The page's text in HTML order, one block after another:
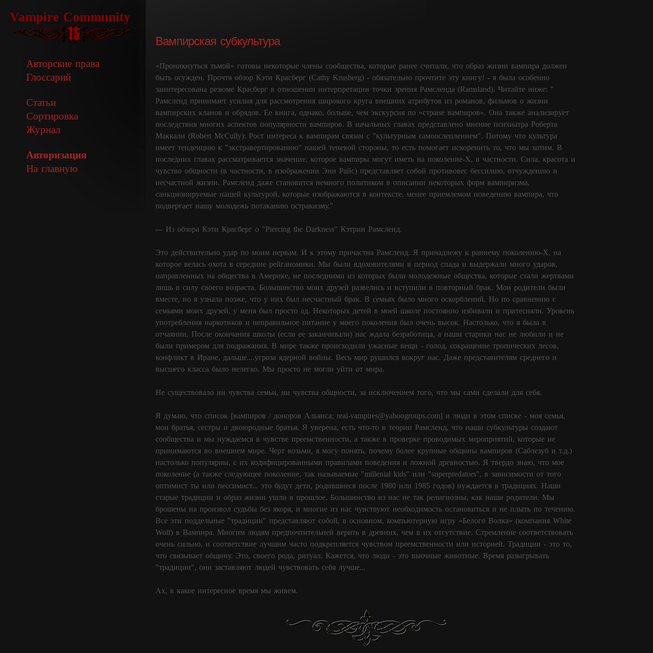
Vampire Community
Авторские права
Глоссарий
Статьи
Сортировка
Журнал
Авторизация
На главную
Вампирская субкультура
«Проникнуться тьмой» готовы некоторые члены сообщества, которые ранее считали, что образ жизни вампира должен
быть осужден. Прочтя обзор Кэти Красберг (Cathy Krusberg) - обязательно прочтите эту книгу! - я была особенно
заинтересована резюме Красберг в отношении интерпретации точки зрения Рамсленда (Ramsland). Читайте ниже: "
Рамсленд принимает усилия для рассмотрения широкого круга внешних атрибутов из романов, фильмов о жизни
вампирских кланов и обрядов. Ее книга, однако, больше, чем экскурсия по «стране вампиров». Она также анализирует
последствия многих аспектов популярности вампиров. В начальных главах представлено мнение психиатра Роберта
Маккали (Robert McCully): Рост интереса к вампирам связан с "культурным самоослеплением". Потому что культура
имеет тенденцию к "экстравертированию" нашей теневой стороны, то есть помогает искоренить то, что мы хотим. В
последних главах рассматривается значение, которое вампиры могут иметь на поколение-Х, в частности. Сила, красота и
чувство общности (в частности, в изображении Энн Райс) представляет собой противовес бессилию, отчуждению и
несчастной жизни. Рамсленд даже становится немного политиком в описании некоторых форм вампиризма,
санкционируемые нашей культурой, которые изображаются в контексте, менее приемлемом поведению вампира, что
подвергает нашу молодежь потаканию остракизму."
--- Из обзора Кэти Красберг о "Piercing the Darkness" Кэтрин Рамсленд.
Это действительно удар по моим нервам. И к этому причастна Рамсленд. Я принадлежу к раннему поколению-Х, на
которое велась охота в середине рейганомики. Мы были вдоховителями в период спада и выдержали много ударов,
направленных на общества в Америке, не последними из которых были молодежные общества, которые стали жертвами
лишь в силу своего возраста. Большинство моих друзей развелись и вступили в повторный брак. Мои родители были
вместе, но я узнала позже, что у них был несчастный брак. В семьях было много оскорблений. Но по сравнению с
семьями моих друзей, у меня был просто ад. Некоторых детей в моей школе постоянно избивали и притесняли. Уровень
употребления наркотиков и неправильное питание у моего поколения был очень высок. Настолько, что я была в
отчаянии. После окончания школы (если ее заканчивали) нас ждала безработица, а наши старики нас не любили и не
были примером для подражания. В мире также происходили ужасные вещи - голод, сокращение тропических лесов,
конфликт в Иране, дальше....угроза ядерной войны. Весь мир рушился вокруг нас. Даже представителям среднего и
высшего класса было нелегко. Мы просто не могли уйти от мира.
Не существовало ни чувства семьи, ни чувства общности, за исключением того, что мы сами сделали для себя.
Я думаю, что список [вампиров / доноров Альянса; real-vampires@yahoogroups.com] и люди в этом списке - моя семья,
мои братья, сестры и двоюродные братья. Я уверена, есть что-то в теории Рамсленд, что наши субкультуры создают
сообщества и мы нуждаемся в чувстве преемственности, а также в проверке проводимых мероприятий, которые не
принимаются во внешнем мире. Черт возьми, я могу понять, почему более крупные общины вампиров (Саблезуб и т.д.)
настолько популярны, с их кодифицированными правилами поведения и ложной древностью. Я твердо знаю, что мое
поколение (а также следующее поколение, так называемые "millenial kids" или "superpredators", в зависимости от того
оптимист ты или пессимист... это будут дети, родившиеся после 1980 или 1985 годов) нуждается в традициях. Наши
старые традиции и образ жизни ушли в прошлое. Большинство из нас не так религиозны, как наши родители. Мы
брошены на произвол судьбы без якоря, и многие из нас чувствуют необходимость остановиться и не плыть по течению.
Все эти поддельные "традиции" представляют собой, в основном, компьютерную игру «Белого Волка» (компания White
Wolf) в Вампира. Многим людям предпочтительней верить в древних, чем в их отсутствие. Стремление соответствовать
очень сильно, и соответствие лучшим часто подкрепляется чувством преемственности или историей. Традиции - это то,
что связывает общину. Это, своего рода, ритуал. Кажется, что люди - это вьючные животные. Время разыгрывать
"традиции", они заставляют людей чувствовать себя лучше...
Ах, в какое интересное время мы живем.